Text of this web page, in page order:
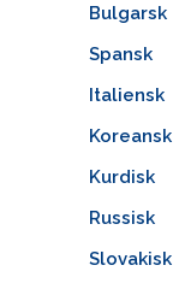
Bulgarsk
Spansk
Italiensk
Koreansk
Kurdisk
Russisk
Slovakisk